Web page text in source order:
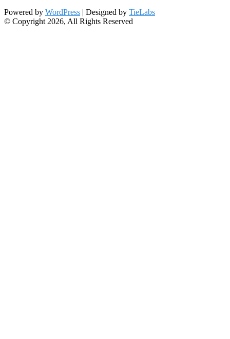
Powered by WordPress | Designed by TieLabs
© Copyright 2026, All Rights Reserved